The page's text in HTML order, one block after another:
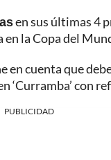
en sus últimas 4
la Copa del
en cuenta que
‘Curramba’ con
PUBLICIDAD